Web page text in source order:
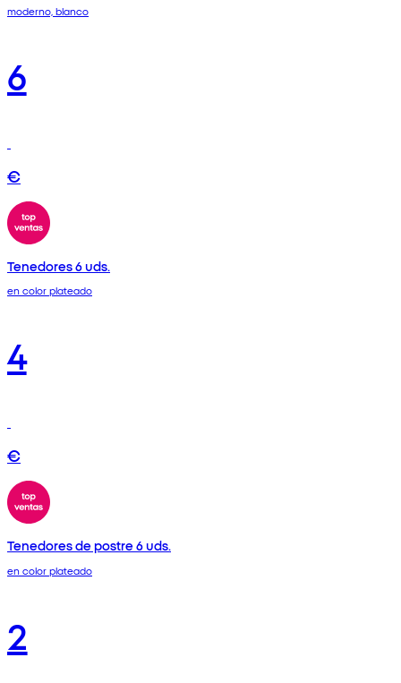
moderno, blanco
6
€
Tenedores 6 uds.
en color plateado
4
€
Tenedores de postre 6 uds.
en color plateado
2